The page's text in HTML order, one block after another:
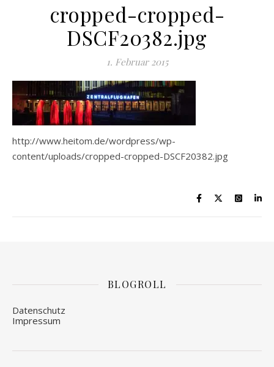
cropped-cropped-
DSCF20382.jpg
1. Februar 2015
http://www.heitom.de/wordpress/wp-
content/uploads/cropped-cropped-DSCF20382.jpg
BLOGROLL
Datenschutz
Impressum